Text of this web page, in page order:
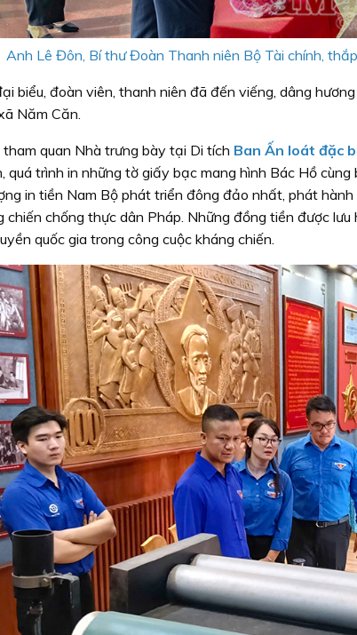
Anh Lê Đôn, Bí thư Đoàn Thanh niên Bộ Tài chính,
biểu, đoàn viên, thanh niên đã đến viếng, dâng
Năm Căn.
quan Nhà trưng bày tại Di tích Ban Ấn loát đặc
quá trình in những tờ giấy bạc mang hình Bác Hồ
in tiền Nam Bộ phát triển đông đảo nhất, phát
chiến chống thực dân Pháp. Những đồng tiền được
quốc gia trong công cuộc kháng chiến.